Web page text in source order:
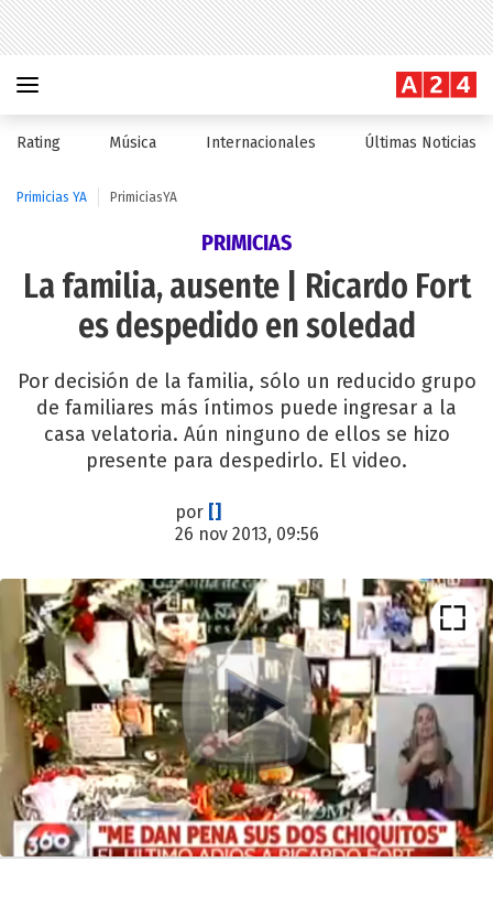
Rating Música Internacionales Últimas Noticias
Primicias YA PrimiciasYA
PRIMICIAS
La familia, ausente | Ricardo Fort
es despedido en soledad
Por decisión de la familia, sólo un reducido grupo
de familiares más íntimos puede ingresar a la
casa velatoria. Aún ninguno de ellos se hizo
presente para despedirlo. El video.
por []
26 nov 2013, 09:56